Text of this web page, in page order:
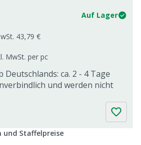
Auf Lager
43,79 €
MwSt. per pc
ca. 2 - 4 Tage
und werden nicht
und Staffelpreise